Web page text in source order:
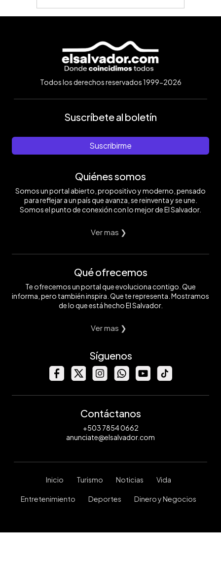
Todos los derechos reservados 1999-2026
Suscríbete al boletín
Suscribirme
Quiénes somos
Somos un portal abierto, propositivo y moderno, pensado
para reflejar a un país que avanza, se reinventa y se une.
Somos el punto de conexión con lo mejor de El Salvador.
Ver mas ❯
Qué ofrecemos
Te ofrecemos un portal que evoluciona contigo. Que
informa, pero también inspira. Que te representa. Mostramos
de lo que está hecho El Salvador.
Ver mas ❯
Síguenos
Contáctanos
+503 7854 0662
anunciate@elsalvador.com
Inicio Turismo Noticias Vida
Entretenimiento Deportes Dinero y Negocios